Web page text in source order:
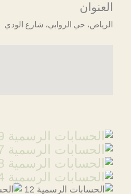
العنوان
الرياض، حي الروابي، شارع الودي